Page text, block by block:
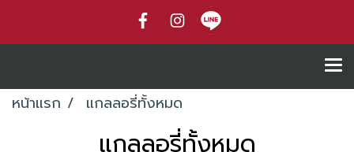
หน้าแรก แกลลอรี่ทั้งหมด
แกลลอรี่ทั้งหมด